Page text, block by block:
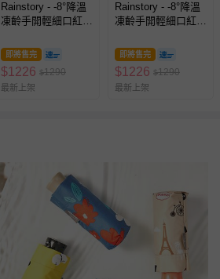
Rainstory - -8°降溫
凍齡手開輕細口紅
即將售完
$1226 $1290
最新上架
Rainstory - -8°降溫
凍齡手開輕細口紅
即將售完
$1226 $1290
最新上架